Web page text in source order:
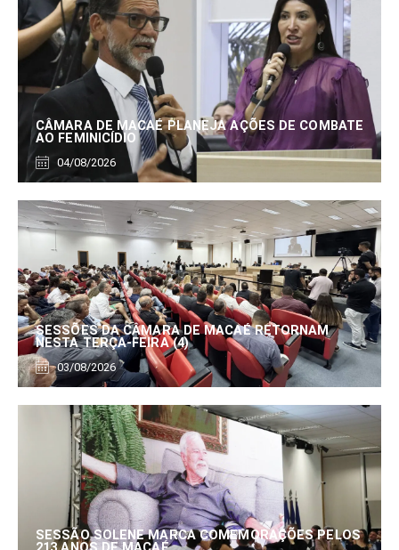
CÂMARA DE MACAÉ PLANEJA AÇÕES DE COMBATE
AO FEMINICÍDIO
04/08/2026
SESSÕES DA CÂMARA DE MACAÉ RETORNAM
NESTA TERÇA-FEIRA (4)
03/08/2026
SESSÃO SOLENE MARCA COMEMORAÇÕES PELOS